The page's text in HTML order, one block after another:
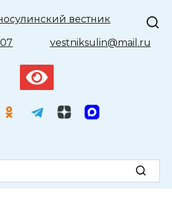
vestniksulin@mail.ru